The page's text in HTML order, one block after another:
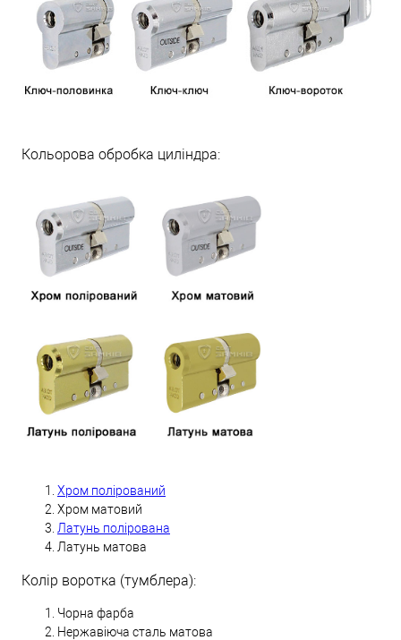
Кольорова обробка циліндра:
Хром полірований
Хром матовий
Латунь полірована
Латунь матова
Колір воротка (тумблера):
Чорна фарба
Нержавіюча сталь матова